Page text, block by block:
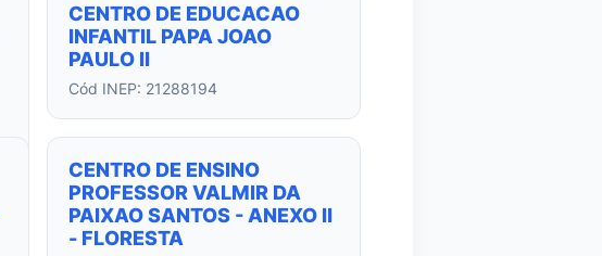
CENTRO DE EDUCACAO
INFANTIL PAPA JOAO
PAULO II
Cód INEP: 21288194
CENTRO DE ENSINO
PROFESSOR VALMIR DA
PAIXAO SANTOS - ANEXO II
- FLORESTA